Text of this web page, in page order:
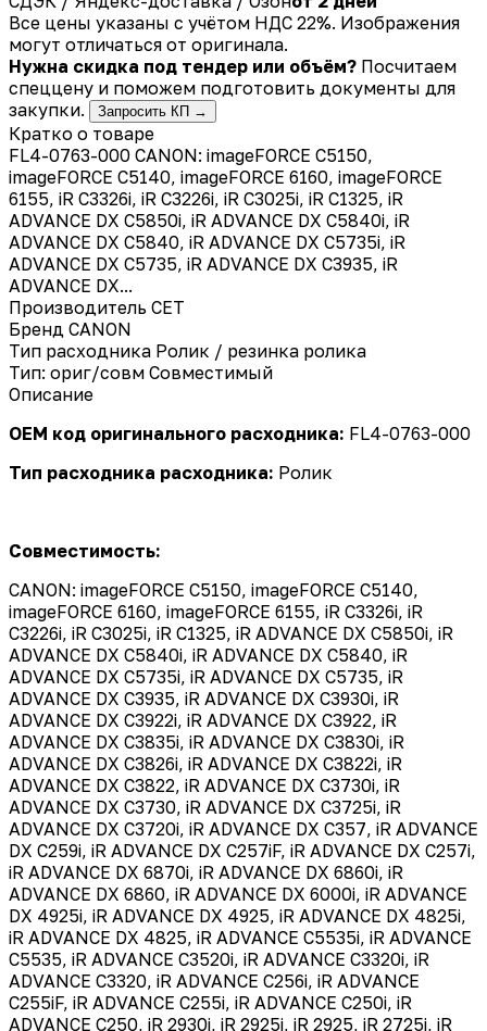
Все цены указаны с учётом НДС 22%. Изображения
могут отличаться от оригинала.
Нужна скидка под тендер или объём? Посчитаем
спеццену и поможем подготовить документы для
закупки.
Запросить КП →
Кратко о товаре
FL4-0763-000 CANON: imageFORCE C5150,
imageFORCE C5140, imageFORCE 6160, imageFORCE
6155, iR C3326i, iR C3226i, iR C3025i, iR C1325, iR
ADVANCE DX C5850i, iR ADVANCE DX C5840i, iR
ADVANCE DX C5840, iR ADVANCE DX C5735i, iR
ADVANCE DX C5735, iR ADVANCE DX C3935, iR
ADVANCE DX...
Производитель CET
Бренд CANON
Тип расходника Ролик / резинка ролика
Тип: ориг/совм Совместимый
Описание
OEM код оригинального расходника: FL4-0763-000
Тип расходника расходника: Ролик
Совместимость:
CANON: imageFORCE C5150, imageFORCE C5140,
imageFORCE 6160, imageFORCE 6155, iR C3326i, iR
C3226i, iR C3025i, iR C1325, iR ADVANCE DX C5850i, iR
ADVANCE DX C5840i, iR ADVANCE DX C5840, iR
ADVANCE DX C5735i, iR ADVANCE DX C5735, iR
ADVANCE DX C3935, iR ADVANCE DX C3930i, iR
ADVANCE DX C3922i, iR ADVANCE DX C3922, iR
ADVANCE DX C3835i, iR ADVANCE DX C3830i, iR
ADVANCE DX C3826i, iR ADVANCE DX C3822i, iR
ADVANCE DX C3822, iR ADVANCE DX C3730i, iR
ADVANCE DX C3730, iR ADVANCE DX C3725i, iR
ADVANCE DX C3720i, iR ADVANCE DX C357, iR ADVANCE
DX C259i, iR ADVANCE DX C257iF, iR ADVANCE DX C257i,
iR ADVANCE DX 6870i, iR ADVANCE DX 6860i, iR
ADVANCE DX 6860, iR ADVANCE DX 6000i, iR ADVANCE
DX 4925i, iR ADVANCE DX 4925, iR ADVANCE DX 4825i,
iR ADVANCE DX 4825, iR ADVANCE C5535i, iR ADVANCE
C5535, iR ADVANCE C3520i, iR ADVANCE C3320i, iR
ADVANCE C3320, iR ADVANCE C256i, iR ADVANCE
C255iF, iR ADVANCE C255i, iR ADVANCE C250i, iR
ADVANCE C250, iR 2930i, iR 2925i, iR 2925, iR 2725i, iR